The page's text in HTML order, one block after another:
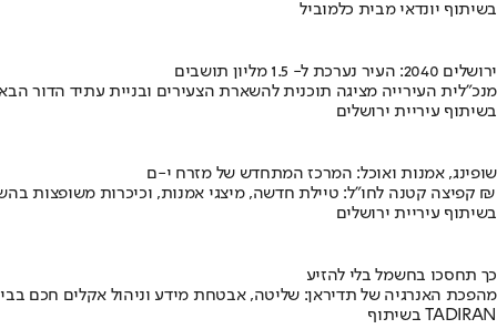
בשיתוף יונדאי מבית כלמוביל
ירושלים 2040: העיר נערכת ל- 1.5 מליון תושבים
מנכ"לית העירייה מציגה תוכנית להשארת הצעירים ובניית עתיד הדור
בשיתוף עיריית ירושלים
שופינג, אמנות ואוכל: המרכז המתחדש של מזרח י-ם
קפיצה קטנה לחו"ל: טיילת חדשה, מיצגי אמנות, וכיכרות משופצות בהשקעה של 100 מיליון ₪
בשיתוף עיריית ירושלים
כך תחסכו בחשמל בלי להזיע
מהפכת האנרגיה של תדיראן: שליטה, אבטחת מידע וניהול אקלים חכם
בשיתוף TADIRAN